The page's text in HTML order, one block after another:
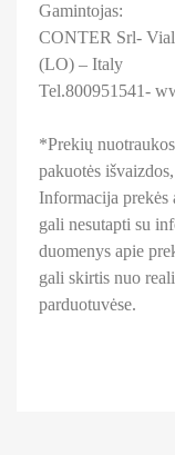
Gamintojas:
CONTER Srl-
(LO) – Italy
Tel.800951541-
*Prekių
pakuotės
Informacija prekės
gali nesutapti su
duomenys apie
gali skirtis nuo
parduotuvėse.